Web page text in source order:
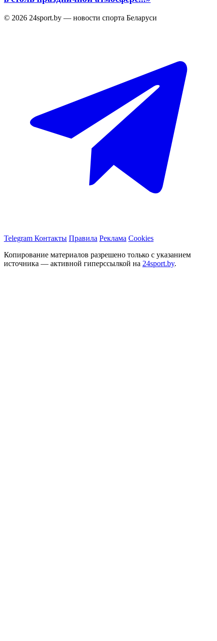
© 2026 24sport.by — новости спорта Беларуси
Telegram Контакты Правила Реклама Cookies
Копирование материалов разрешено только с указанием
источника — активной гиперссылкой на 24sport.by.